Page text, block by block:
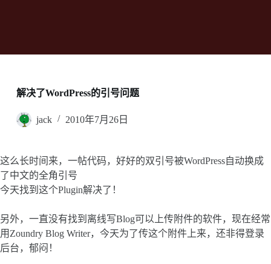
解决了WordPress的引号问题
jack 2010年7月26日
这么长时间来，一帖代码，好好的双引号被WordPress自动换成
了中文的全角引号
今天找到这个Plugin解决了！
另外，一直没有找到离线写Blog可以上传附件的软件，现在经常
用Zoundry Blog Writer，今天为了传这个附件上来，还非得登录
后台，郁闷！